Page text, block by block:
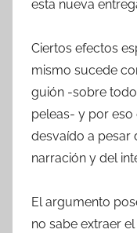
esta nueva
Ciertos efectos
mismo sucede
guión -sobre
peleas- y por
desvaído a pesar
narración y del
El argumento
no sabe extraer